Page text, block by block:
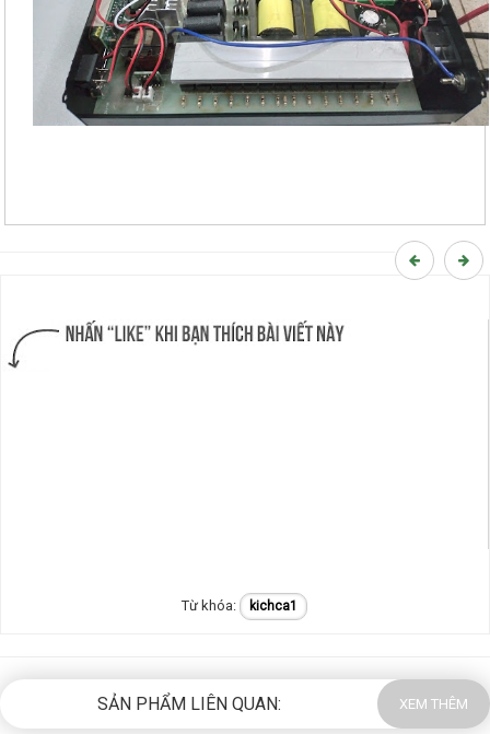
kichca1
SẢN PHẨM LIÊN QUAN: XEM THÊM